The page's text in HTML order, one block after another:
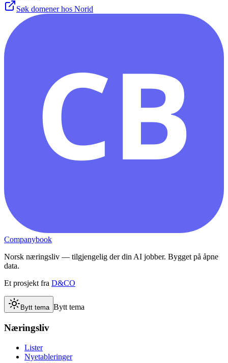
Søk domener hos Norid
CB
Companybook
Norsk næringsliv — tilgjengelig der din AI jobber. Bygget på åpne
data.
Et prosjekt fra D&CO
Bytt tema Bytt tema
Næringsliv
Lister
Nyetableringer